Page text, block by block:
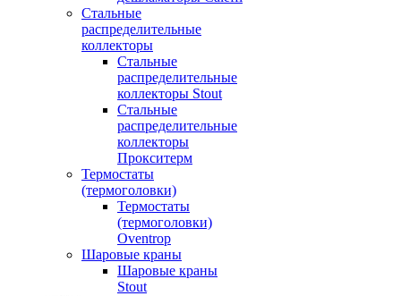
Стальные
распределительные
коллекторы
Стальные
распределительные
коллекторы Stout
Стальные
распределительные
коллекторы
Прокситерм
Термостаты
(термоголовки)
Термостаты
(термоголовки)
Oventrop
Шаровые краны
Шаровые краны
Stout